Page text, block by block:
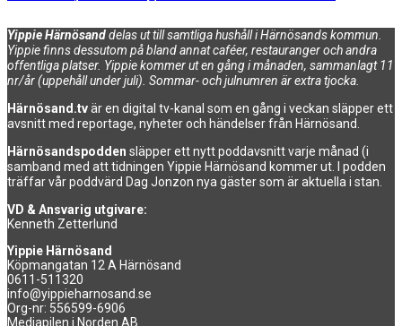
Yippie Härnösanddelas ut till samtliga hushåll i Härnösands kommun.
Yippie finns dessutom på bland annat caféer, restauranger och andra
offentliga platser. Yippie kommer ut en gång i månaden, sammanlagt 11
nr/år (uppehåll under juli). Sommar- och julnumren är extra tjocka.
Härnösand.tvär en digital tv-kanal som en gång i veckan släpper ett
avsnitt med reportage, nyheter och händelser från Härnösand.
Härnösandspodden släpper ett nytt poddavsnitt varje månad (i
samband med att tidningen Yippie Härnösand kommer ut. I podden
träffar vår poddvärd Dag Jonzon nya gäster som är aktuella i stan.
VD & Ansvarig utgivare:
Kenneth Zetterlund
Yippie Härnösand
Köpmangatan 12 A Härnösand
0611-511320
info@yippieharnosand.se
Org-nr: 556599-6906
Mediapilen i Norden AB